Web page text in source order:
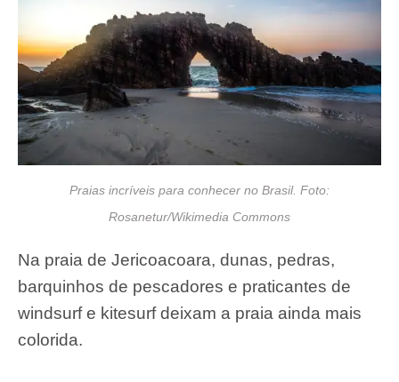
Praias incríveis para conhecer no Brasil. Foto:
Rosanetur/Wikimedia Commons
Na praia de Jericoacoara, dunas, pedras,
barquinhos de pescadores e praticantes de
windsurf e kitesurf deixam a praia ainda mais
colorida.